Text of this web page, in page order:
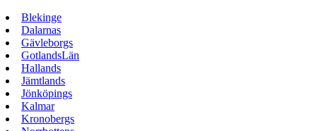
Blekinge
Dalarnas
Gävleborgs
GotlandsLän
Hallands
Jämtlands
Jönköpings
Kalmar
Kronobergs